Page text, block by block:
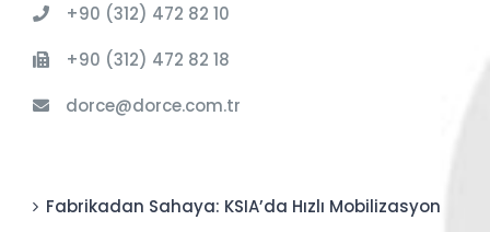
+90 (312) 472 82 10
+90 (312) 472 82 18
dorce@dorce.com.tr
Fabrikadan Sahaya: KSIA’da Hızlı Mobilizasyon